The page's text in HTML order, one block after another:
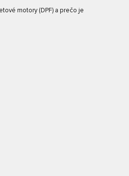
motory (DPF) a prečo je